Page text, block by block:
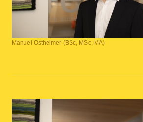
Manuel Ostheimer (BSc, MSc, MA)